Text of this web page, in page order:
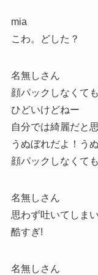
mia
こわ。どした？
名無しさん
顔パックしなくても
ひどいけどねー
自分では綺麗だと
うぬぼれだよ！う
顔パックしなくて
名無しさん
思わず吐いてしま
酷すぎ!
名無しさん